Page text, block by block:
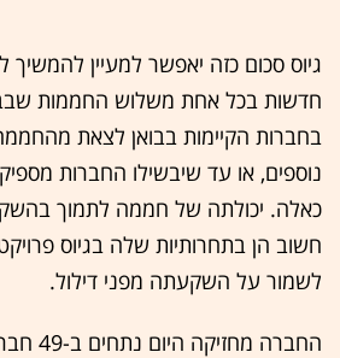
גיוס סכום כזה יאפשר למעיין
חדשות בכל אחת משלוש החממות
בחברות הקיימות בבואן לצאת
נוספים, או עד שיבשילו החברות
כאלה. יכולתה של חממה לתמוך
חשוב הן בתחרותיות שלה בגיוס
לשמור על השקעתה מפני דילול.
החברה